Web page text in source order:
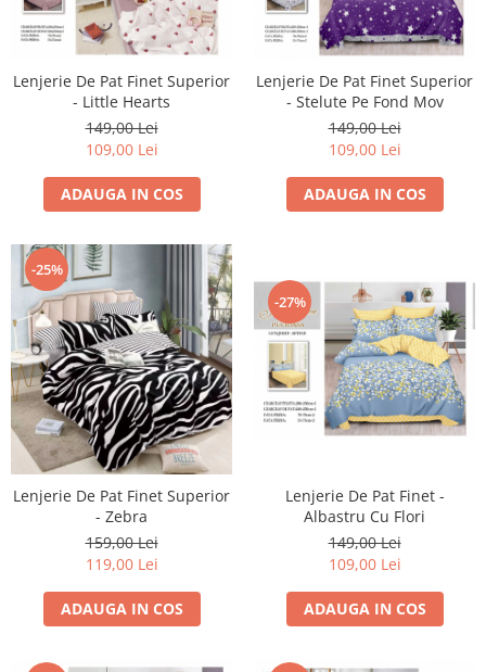
Lenjerie De Pat Finet Superior
- Little Hearts
149,00 Lei
109,00 Lei
ADAUGA IN COS
Lenjerie De Pat Finet Superior
- Stelute Pe Fond Mov
149,00 Lei
109,00 Lei
ADAUGA IN COS
-25%
Lenjerie De Pat Finet Superior
- Zebra
159,00 Lei
119,00 Lei
ADAUGA IN COS
-27%
Lenjerie De Pat Finet -
Albastru Cu Flori
149,00 Lei
109,00 Lei
ADAUGA IN COS